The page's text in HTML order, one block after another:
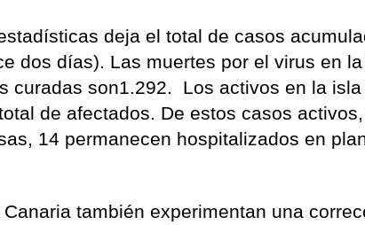
deja el total de casos
dos días). Las muertes por el virus en
curadas son1.292. Los activos en la
de afectados. De estos casos
14 permanecen hospitalizados en
también experimentan una